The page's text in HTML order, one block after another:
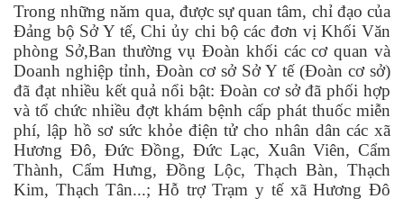
Trong những năm qua, được sự quan tâm, chỉ đạo của
Đảng bộ Sở Y tế, Chi ủy chi bộ các đơn vị Khối Văn
phòng Sở,Ban thường vụ Đoàn khối các cơ quan và
Doanh nghiệp tỉnh, Đoàn cơ sở Sở Y tế (Đoàn cơ sở)
đã đạt nhiều kết quả nổi bật: Đoàn cơ sở đã phối hợp
và tổ chức nhiều đợt khám bệnh cấp phát thuốc miễn
phí, lập hồ sơ sức khỏe điện tử cho nhân dâncác xã
Hương Đô, Đức Đồng, Đức Lạc, Xuân Viên, Cẩm
Thành, Cẩm Hưng, Đồng Lộc, Thạch Bàn, Thạch
Kim, Thạch Tân...; Hỗ trợ Trạm y tế xã Hương Đô